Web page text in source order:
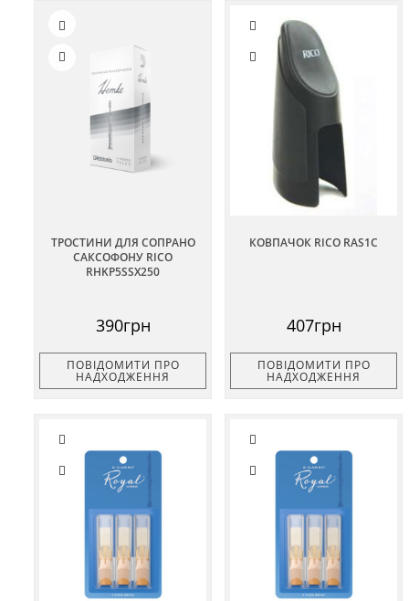
ТРОСТИНИ ДЛЯ СОПРАНО
САКСОФОНУ RICO
RHKP5SSX250
390грн
ПОВІДОМИТИ ПРО
НАДХОДЖЕННЯ
КОВПАЧОК RICO RAS1C
407грн
ПОВІДОМИТИ ПРО
НАДХОДЖЕННЯ